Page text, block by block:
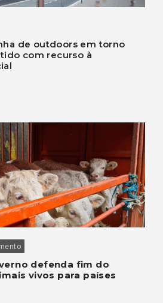
de outdoors em torno
com recurso à
defenda fim do
vivos para países